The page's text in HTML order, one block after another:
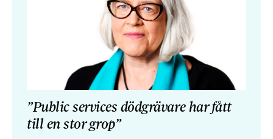
”Public services dödgrävare har fått
till en stor grop”